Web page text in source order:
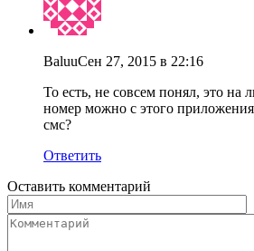
BaluuСен 27, 2015 в 22:16
То есть, не совсем понял, это
номер можно с этого
смс?
Ответить
Оставить комментарий